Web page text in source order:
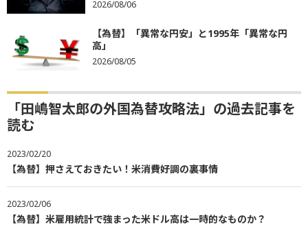
2026/08/06
【為替】「異常な円安」と1995年「異常な円
高」
2026/08/05
「田嶋智太郎の外国為替攻略法」の過去記事を
読む
2023/02/20
【為替】押さえておきたい！米消費好調の裏事情
2023/02/06
【為替】米雇用統計で強まった米ドル高は一時的なものか？